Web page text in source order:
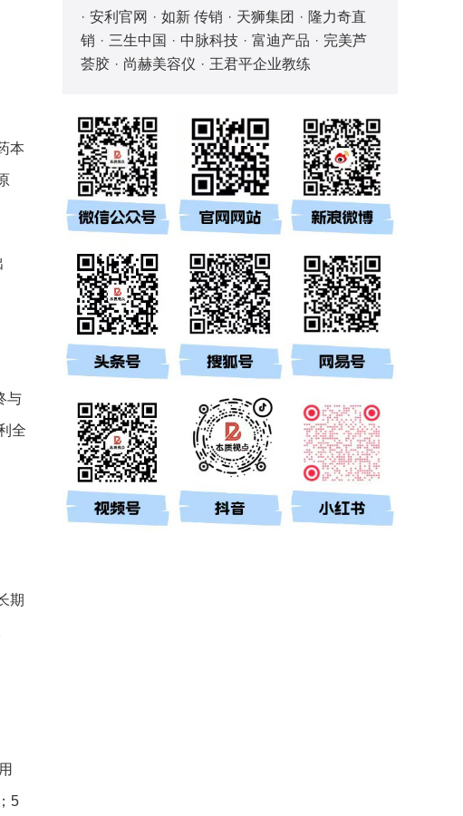
本
与
全
期
5
· 安利官网 · 如新 传销 · 天狮集团 · 隆力奇直
销 · 三生中国 · 中脉科技 · 富迪产品 · 完美芦
荟胶 · 尚赫美容仪 · 王君平企业教练